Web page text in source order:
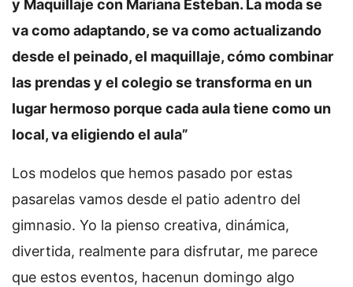
y Maquillaje con Mariana Esteban. La moda se
va como adaptando, se va como actualizando
desde el peinado, el maquillaje, cómo combinar
las prendas y el colegio se transforma en un
lugar hermoso porque cada aula tiene como un
local, va eligiendo el aula”
Los modelos que hemos pasado por estas
pasarelas vamos desde el patio adentro del
gimnasio. Yo la pienso creativa, dinámica,
divertida, realmente para disfrutar, me parece
que estos eventos, hacenun domingo algo